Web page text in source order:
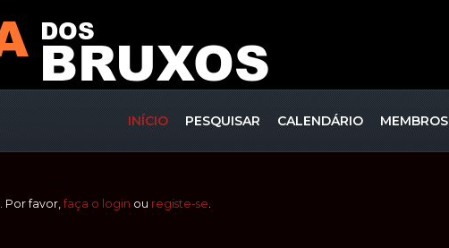
INÍCIO PESQUISAR CALENDÁRIO MEMBROS
. Por favor, faça o login ou registe-se.